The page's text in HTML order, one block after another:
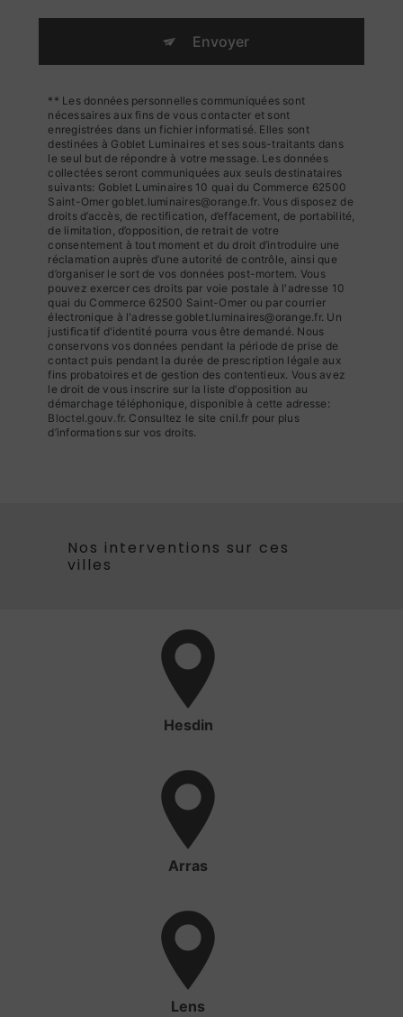
Envoyer
** Les données personnelles communiquées sont
nécessaires aux fins de vous contacter et sont
enregistrées dans un fichier informatisé. Elles sont
destinées à Goblet Luminaires et ses sous-traitants dans
le seul but de répondre à votre message. Les données
collectées seront communiquées aux seuls destinataires
suivants: Goblet Luminaires 10 quai du Commerce 62500
Saint-Omer goblet.luminaires@orange.fr. Vous disposez de
droits d’accès, de rectification, d’effacement, de portabilité,
de limitation, d’opposition, de retrait de votre
consentement à tout moment et du droit d’introduire une
réclamation auprès d’une autorité de contrôle, ainsi que
d’organiser le sort de vos données post-mortem. Vous
pouvez exercer ces droits par voie postale à l'adresse 10
quai du Commerce 62500 Saint-Omer ou par courrier
électronique à l'adresse goblet.luminaires@orange.fr. Un
justificatif d'identité pourra vous être demandé. Nous
conservons vos données pendant la période de prise de
contact puis pendant la durée de prescription légale aux
fins probatoires et de gestion des contentieux. Vous avez
le droit de vous inscrire sur la liste d'opposition au
démarchage téléphonique, disponible à cette adresse:
Bloctel.gouv.fr. Consultez le site cnil.fr pour plus
d’informations sur vos droits.
Nos interventions sur ces
villes
Hesdin
Arras
Lens